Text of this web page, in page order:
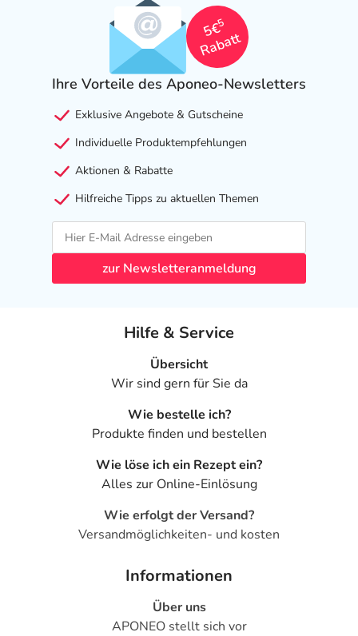
5€
5
Rabatt
Ihre Vorteile des Aponeo-Newsletters
Exklusive Angebote & Gutscheine
Individuelle Produktempfehlungen
Aktionen & Rabatte
Hilfreiche Tipps zu aktuellen Themen
zur Newsletteranmeldung
Hilfe & Service
Übersicht
Wir sind gern für Sie da
Wie bestelle ich?
Produkte finden und bestellen
Wie löse ich ein Rezept ein?
Alles zur Online-Einlösung
Wie erfolgt der Versand?
Versandmöglichkeiten- und kosten
Informationen
Über uns
APONEO stellt sich vor